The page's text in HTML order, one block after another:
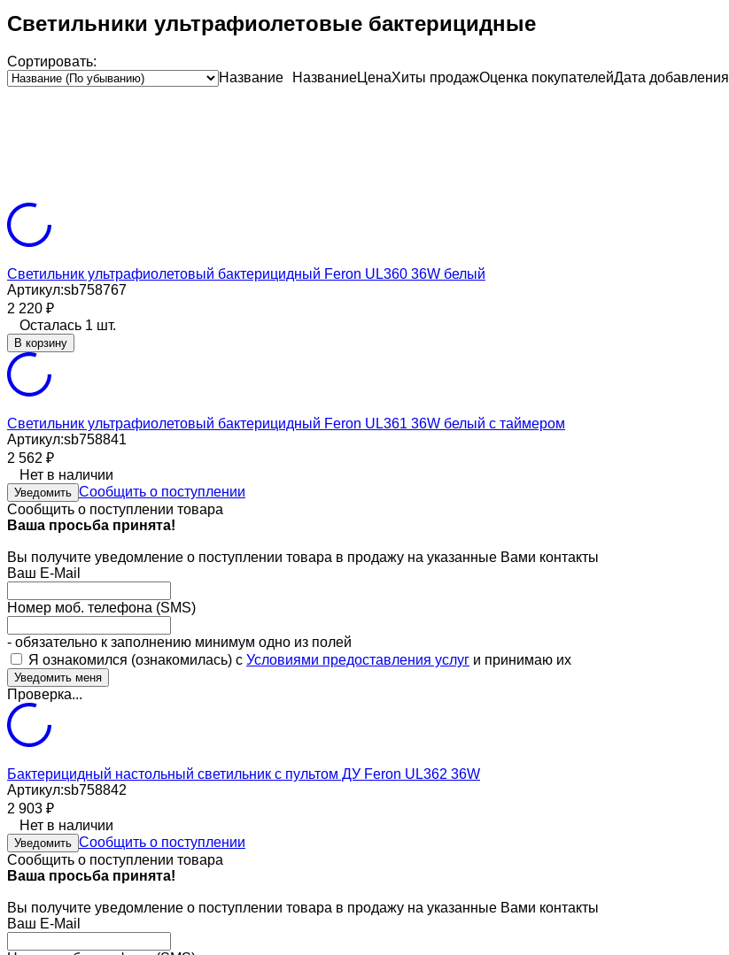
Светильники ультрафиолетовые бактерицидные
Сортировать:
Название
НазваниеЦенаХиты продажОценка покупателейДата добавления
Светильник ультрафиолетовый бактерицидный Feron UL360 36W белый
Артикул:sb758767
2 220 ₽
Осталась 1 шт.
В корзину
Светильник ультрафиолетовый бактерицидный Feron UL361 36W белый с таймером
Артикул:sb758841
2 562 ₽
Нет в наличии
Уведомить Сообщить о поступлении
Сообщить о поступлении товара
Ваша просьба принята!
Вы получите уведомление о поступлении товара в продажу на указанные Вами контакты
Ваш E-Mail
Номер моб. телефона (SMS)
- обязательно к заполнению минимум одно из полей
Я ознакомился (ознакомилась) с Условиями предоставления услуг и принимаю их
Проверка...
Бактерицидный настольный светильник с пультом ДУ Feron UL362 36W
Артикул:sb758842
2 903 ₽
Нет в наличии
Уведомить Сообщить о поступлении
Сообщить о поступлении товара
Ваша просьба принята!
Вы получите уведомление о поступлении товара в продажу на указанные Вами контакты
Ваш E-Mail